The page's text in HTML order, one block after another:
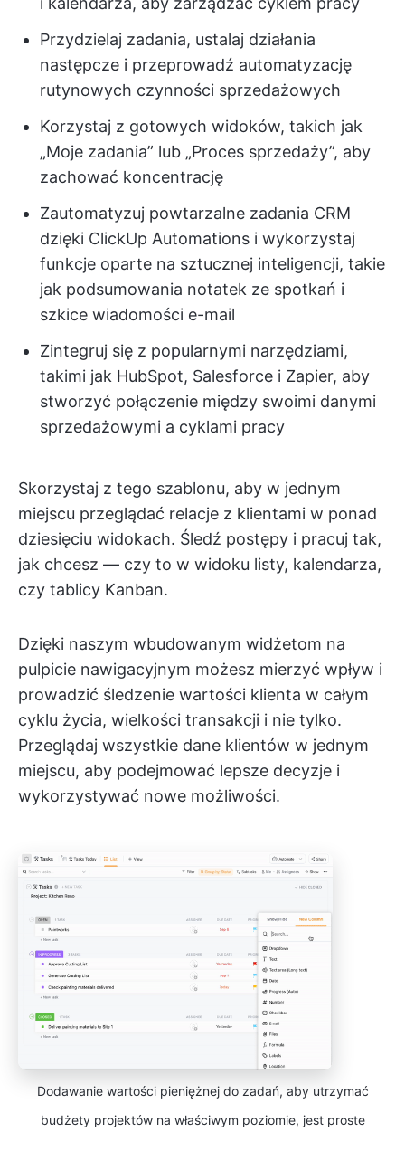
Przydzielaj zadania, ustalaj działania
następcze i przeprowadź automatyzację
rutynowych czynności sprzedażowych
Korzystaj z gotowych widoków, takich jak
„Moje zadania” lub „Proces sprzedaży”, aby
zachować koncentrację
Zautomatyzuj powtarzalne zadania CRM
dzięki ClickUp Automations i wykorzystaj
funkcje oparte na sztucznej inteligencji, takie
jak podsumowania notatek ze spotkań i
szkice wiadomości e-mail
Zintegruj się z popularnymi narzędziami,
takimi jak HubSpot, Salesforce i Zapier, aby
stworzyć połączenie między swoimi danymi
sprzedażowymi a cyklami pracy
Skorzystaj z tego szablonu, aby w jednym
miejscu przeglądać relacje z klientami w ponad
dziesięciu widokach. Śledź postępy i pracuj tak,
jak chcesz — czy to w widoku listy, kalendarza,
czy tablicy Kanban.
Dzięki naszym wbudowanym widżetom na
pulpicie nawigacyjnym możesz mierzyć wpływ i
prowadzić śledzenie wartości klienta w całym
cyklu życia, wielkości transakcji i nie tylko.
Przeglądaj wszystkie dane klientów w jednym
miejscu, aby podejmować lepsze decyzje i
wykorzystywać nowe możliwości.
Dodawanie wartości pieniężnej do zadań, aby utrzymać
budżety projektów na właściwym poziomie, jest proste